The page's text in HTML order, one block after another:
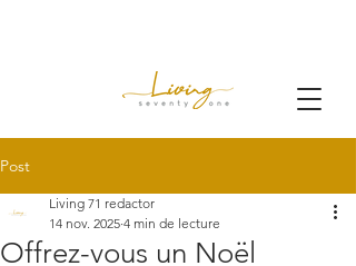
Post
Offrez-vous un Noël
Living 71 redactor
14 nov. 2025 4 min de lecture